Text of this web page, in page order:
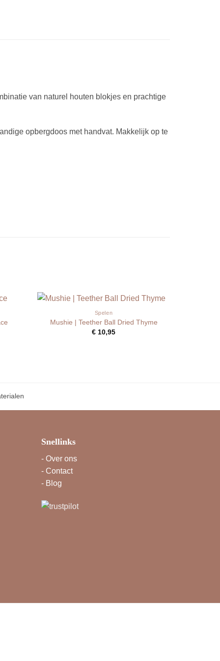
van naturel houten blokjes en prachtige
opbergdoos met handvat. Makkelijk op te
Spelen
Mushie | Teether Ball Dried Thyme
€ 10,95
Snellinks
- Over ons
- Contact
- Blog